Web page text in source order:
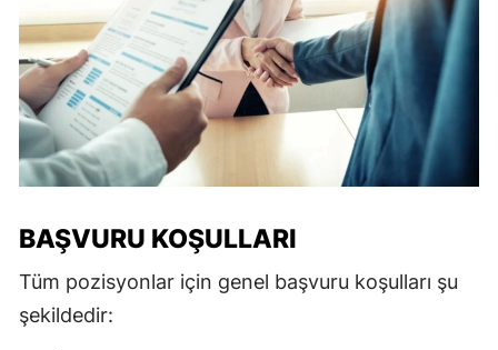
BAŞVURU KOŞULLARI
Tüm pozisyonlar için genel başvuru koşulları şu
şekildedir: